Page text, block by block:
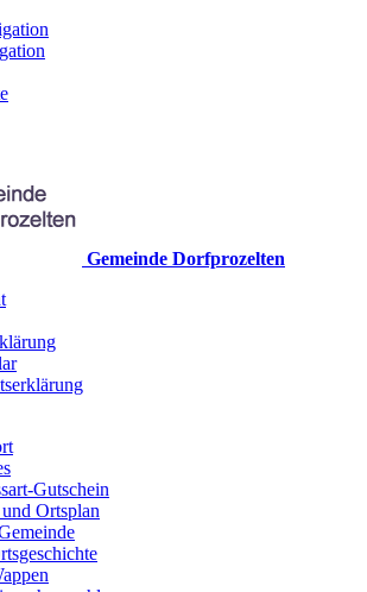
Gemeinde Dorfprozelten
Gutschein
Ortsplan